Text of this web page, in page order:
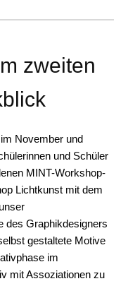
zweiten
November und
und Schüler
MINT-Workshop-
Lichtkunst mit dem
des Graphikdesigners
gestaltete Motive
im
mit Assoziationen zu